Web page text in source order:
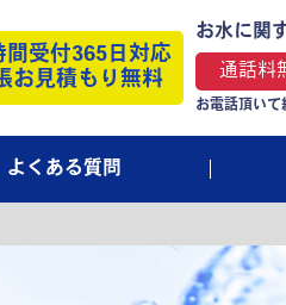
間受付365日対応
お見積もり無料
お水に関
通話料
お電話頂いて
よくある質問